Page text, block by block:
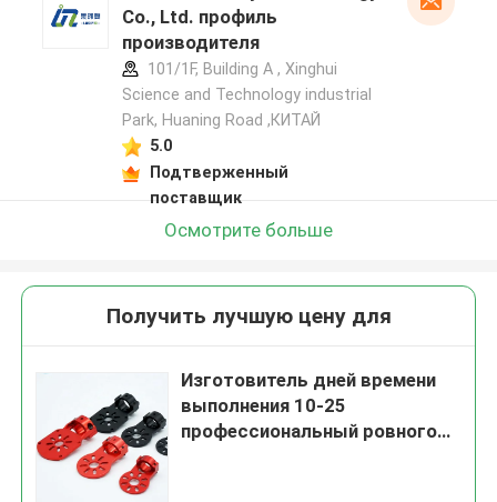
Co., Ltd. профиль
производителя
101/1F, Building A , Xinghui
Science and Technology industrial
Park, Huaning Road ,КИТАЙ
5.0
Подтверженный
поставщик
Осмотрите больше
Получить лучшую цену для
Изготовитель дней времени
выполнения 10-25
профессиональный ровного